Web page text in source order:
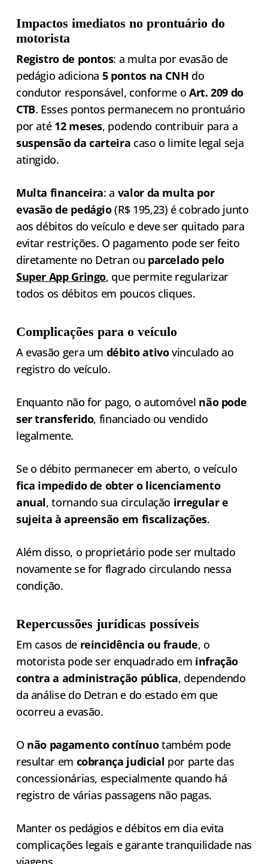
Impactos imediatos no prontuário do
motorista
Registro de pontos: a multa por evasão de
pedágio adiciona 5 pontos na CNH do
condutor responsável, conforme o Art. 209 do
CTB. Esses pontos permanecem no prontuário
por até 12 meses, podendo contribuir para a
suspensão da carteira caso o limite legal seja
atingido.
Multa financeira: a valor da multa por
evasão de pedágio(R$ 195,23) é cobrado junto
aos débitos do veículo e deve ser quitado para
evitar restrições. O pagamento pode ser feito
diretamente no Detran ou parcelado pelo
Super App Gringo, que permite regularizar
todos os débitos em poucos cliques.
Complicações para o veículo
A evasão gera um débito ativovinculado ao
registro do veículo.
Enquanto não for pago, o automóvel não pode
ser transferido, financiado ou vendido
legalmente.
Se o débito permanecer em aberto, o veículo
fica impedido de obter o licenciamento
anual, tornando sua circulação irregular e
sujeita à apreensão em fiscalizações.
Além disso, o proprietário pode ser multado
novamente se for flagrado circulando nessa
condição.
Repercussões jurídicas possíveis
Em casos de reincidência ou fraude, o
motorista pode ser enquadrado em infração
contra a administração pública, dependendo
da análise do Detran e do estado em que
ocorreu a evasão.
O não pagamento contínuotambém pode
resultar em cobrança judicial por parte das
concessionárias, especialmente quando há
registro de várias passagens não pagas.
Manter os pedágios e débitos em dia evita
complicações legais e garante tranquilidade nas